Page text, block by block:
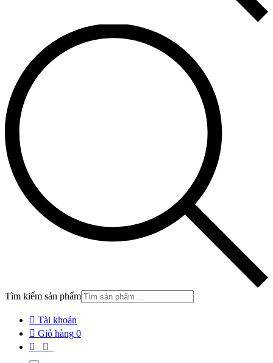
Tìm kiếm sản phẩm
 Tài khoản
 Giỏ hàng 0

